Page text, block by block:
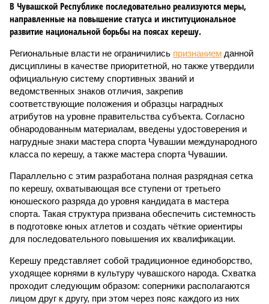
В Чувашской Республике последовательно реализуются меры,
направленные на повышение статуса и институциональное
развитие национальной борьбы на поясах керешу.
Региональные власти не ограничились признанием данной
дисциплины в качестве приоритетной, но также утвердили
официальную систему спортивных званий и
ведомственных знаков отличия, закрепив
соответствующие положения и образцы наградных
атрибутов на уровне правительства субъекта. Согласно
обнародованным материалам, введены удостоверения и
нагрудные знаки мастера спорта Чувашии международного
класса по керешу, а также мастера спорта Чувашии.
Параллельно с этим разработана полная разрядная сетка
по керешу, охватывающая все ступени от третьего
юношеского разряда до уровня кандидата в мастера
спорта. Такая структура призвана обеспечить системность
в подготовке юных атлетов и создать чёткие ориентиры
для последовательного повышения их квалификации.
Керешу представляет собой традиционное единоборство,
уходящее корнями в культуру чувашского народа. Схватка
проходит следующим образом: соперники располагаются
лицом друг к другу, при этом через пояс каждого из них